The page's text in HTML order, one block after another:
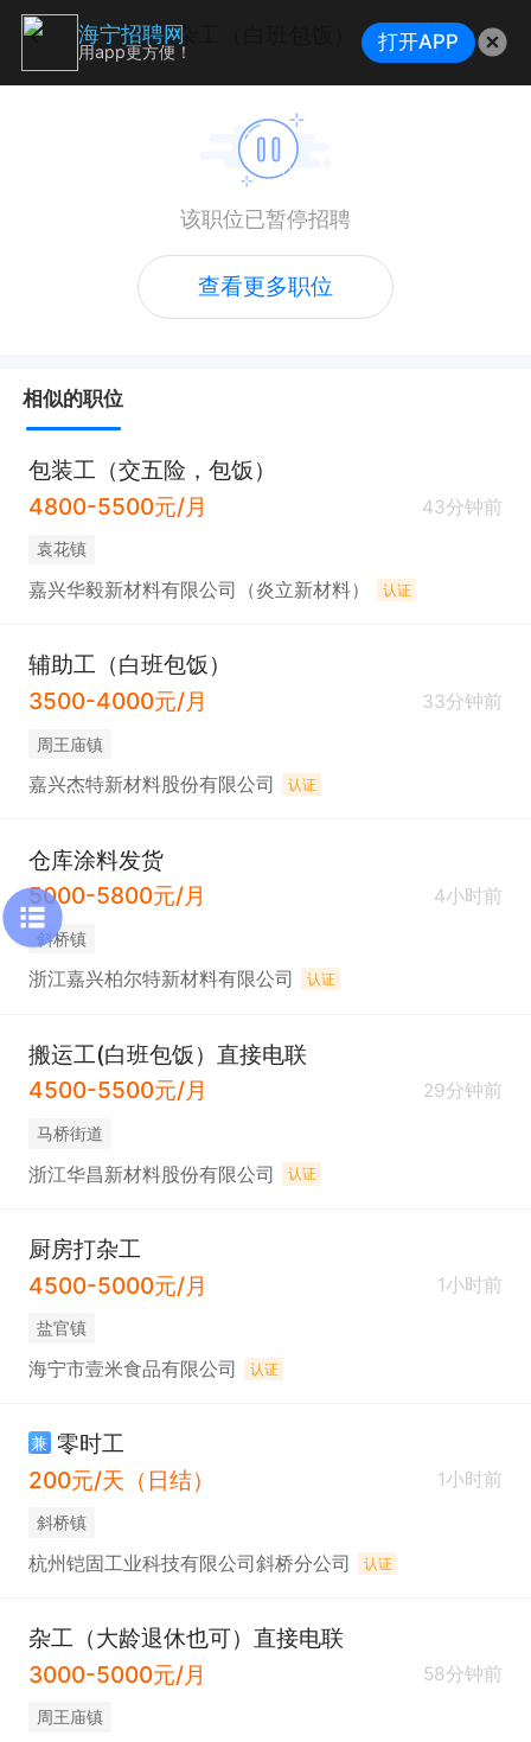
杂工（白班包饭）
该职位已暂停招聘
查看更多职位
相似的职位
包装工（交五险，包饭）
4800-5500元/月
43分钟前
袁花镇
嘉兴华毅新材料有限公司（炎立新材料） 认证
辅助工（白班包饭）
3500-4000元/月
33分钟前
周王庙镇
嘉兴杰特新材料股份有限公司 认证
仓库涂料发货
5000-5800元/月
4小时前
斜桥镇
浙江嘉兴柏尔特新材料有限公司 认证
搬运工(白班包饭）直接电联
4500-5500元/月
29分钟前
马桥街道
浙江华昌新材料股份有限公司 认证
厨房打杂工
4500-5000元/月
1小时前
盐官镇
海宁市壹米食品有限公司 认证
兼 零时工
200元/天（日结）
1小时前
斜桥镇
杭州铠固工业科技有限公司斜桥分公司 认证
杂工（大龄退休也可）直接电联
3000-5000元/月
58分钟前
周王庙镇
海宁招聘网
用app更方便！ 打开APP